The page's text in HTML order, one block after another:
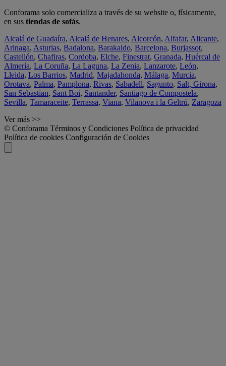
Conforama solo comercializa a través de su website o, físicamente,
en sus tiendas de sofás.
Alcalá de Guadaíra, Alcalá de Henares, Alcorcón, Alfafar, Alicante,
Arinaga, Asturias, Badalona, Barakaldo, Barcelona, Burjassot,
Castellón, Chafiras, Cordoba, Elche, Finestrat, Granada, Huércal de
Almería, La Coruña, La Laguna, La Zenia, Lanzarote, León,
Lleida, Los Barrios, Madrid, Majadahonda, Málaga, Murcia,
Orotava, Palma, Pamplona, Rivas, Sabadell, Sagunto, Salt, Girona,
San Sebastian, Sant Boi, Santander, Santiago de Compostela,
Sevilla, Tamaraceite, Terrassa, Viana, Vilanova i la Geltrú, Zaragoza
Ver más >>
© Conforama Términos y Condiciones Política de privacidad
Política de cookies Configuración de Cookies